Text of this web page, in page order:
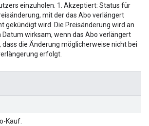
einzuholen. 1. Akzeptiert: Status für
mit der das Abo verlängert
gekündigt wird. Die Preisänderung wird an
wirksam, wenn das Abo verlängert
dass die Änderung möglicherweise nicht bei
erfolgt.
Kauf.